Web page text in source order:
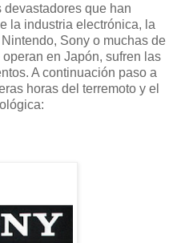
que han
la industria electrónica, la
Sony o muchas de
en Japón, sufren las
A continuación paso a
horas del terremoto y el